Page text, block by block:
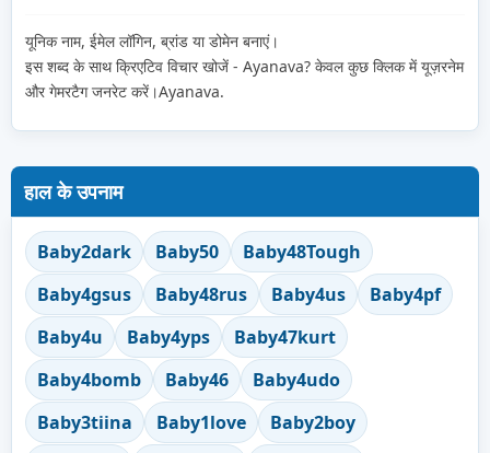
यूनिक नाम, ईमेल लॉगिन, ब्रांड या डोमेन बनाएं।
इस शब्द के साथ क्रिएटिव विचार खोजें - Ayanava? केवल कुछ क्लिक में यूज़रनेम
और गेमरटैग जनरेट करें।Ayanava.
हाल के उपनाम
Baby2dark Baby50
Baby48Tough
Baby4gsus
Baby48rus Baby4us
Baby4pf
Baby4u
Baby4yps
Baby47kurt
Baby4bomb
Baby46
Baby4udo
Baby3tiina
Baby1love
Baby2boy